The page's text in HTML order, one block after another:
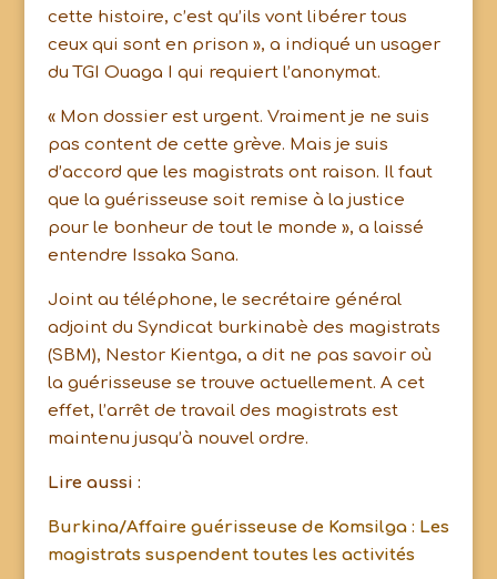
cette histoire, c’est qu’ils vont libérer tous
ceux qui sont en prison », a indiqué un usager
du TGI Ouaga I qui requiert l’anonymat.
« Mon dossier est urgent. Vraiment je ne suis
pas content de cette grève. Mais je suis
d’accord que les magistrats ont raison. Il faut
que la guérisseuse soit remise à la justice
pour le bonheur de tout le monde », a laissé
entendre Issaka Sana.
Joint au téléphone, le secrétaire général
adjoint du Syndicat burkinabè des magistrats
(SBM), Nestor Kientga, a dit ne pas savoir où
la guérisseuse se trouve actuellement. A cet
effet, l’arrêt de travail des magistrats est
maintenu jusqu’à nouvel ordre.
Lire aussi :
Burkina/Affaire guérisseuse de Komsilga : Les
magistrats suspendent toutes les activités